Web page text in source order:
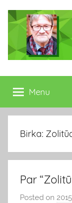
content
Atis
Lejiņš
13.
Saeimas
deputāts
Menu
Birka:
Par
Posted on